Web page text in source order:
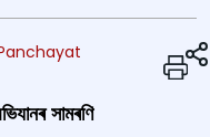
সামৰণি